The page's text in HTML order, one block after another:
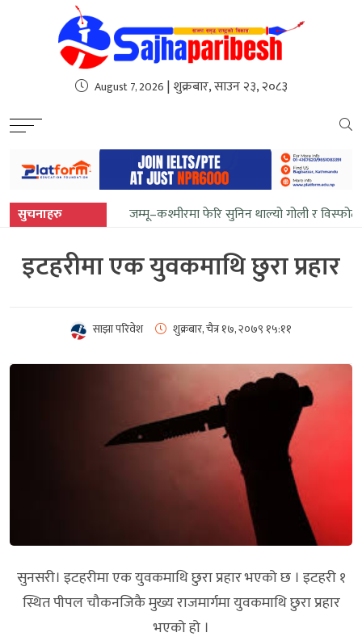
sweet bonanza
August 7, 2026 | शुक्रबार, साउन २३, २०८३
सुचनाहरु जम्मू–कश्मीरमा फेरि सुनिन थाल्यो गोली र
इटहरीमा एक युवकमाथि छुरा प्रहार
साझा परिवेश शुक्रबार, चैत्र १७, २०७९ १५:११
सुनसरी। इटहरीमा एक युवकमाथि छुरा प्रहार भएको छ । इटहरी १
स्थित पीपल चौकनजिकै मुख्य राजमार्गमा युवकमाथि छुरा प्रहार
भएको हो ।